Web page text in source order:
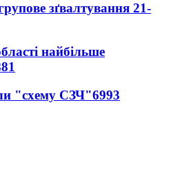
зґвалтування 21-
найбільше
"схему СЗЧ"6993